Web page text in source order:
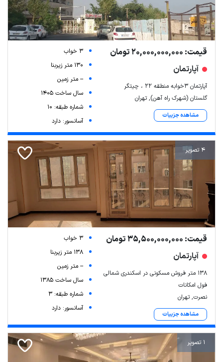
قیمت: 20,000,000,000 تومان
آپارتمان
آپارتمان ۳خوابه منطقه ۲۲ ، چیتگر
گلستان (شهرک راه آهن), تهران
مشاهده جزییات
3 خواب
130 متر زیربنا
-- متر زمین
سال ساخت 1405
شماره طبقه: 10
آسانسور: دارد
4 تصویر
قیمت: 35,500,000,000 تومان
آپارتمان
۱۳۸ متر فروش مسکونی در اسکندری شمالی
فول امکانات
نصرت, تهران
مشاهده جزییات
3 خواب
138 متر زیربنا
-- متر زمین
سال ساخت 1385
شماره طبقه: 3
آسانسور: دارد
1 تصویر